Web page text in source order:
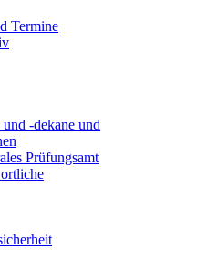
Termine
-dekane und
Prüfungsamt